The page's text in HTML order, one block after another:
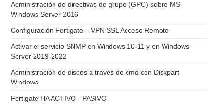
Administración de directivas de grupo (GPO) sobre MS
Windows Server 2016
Configuración Fortigate – VPN SSL Acceso Remoto
Activar el servicio SNMP en Windows 10-11 y en Windows
Server 2019-2022
Administración de discos a través de cmd con Diskpart -
Windows
Fortigate HA ACTIVO - PASIVO